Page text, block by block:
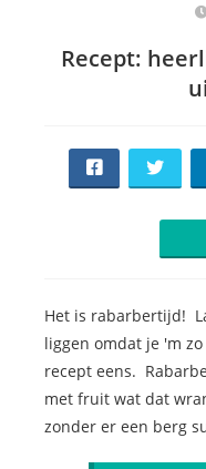
Recept:
Het is rabarbertijd!
liggen omdat je 'm
recept eens.
met fruit wat dat
zonder er een berg